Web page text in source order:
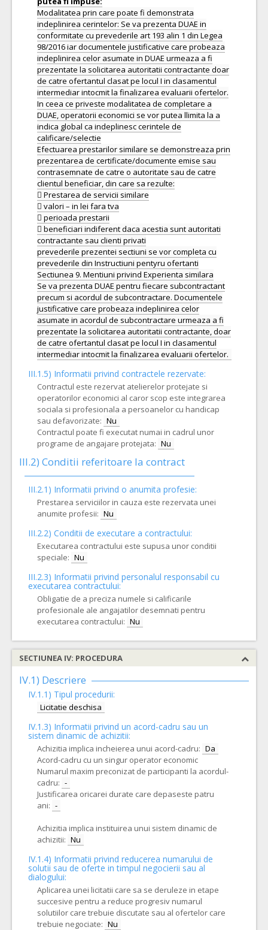
Modalitatea prin care poate fi demonstrata
indeplinirea cerintelor: Se va prezenta DUAE in
conformitate cu prevederile art 193 alin 1 din Legea
98/2016 iar documentele justificative care probeaza
indeplinirea celor asumate in DUAE urmeaza a fi
prezentate la solicitarea autoritatii contractante doar
de catre ofertantul clasat pe locul I in clasamentul
intermediar intocmit la finalizarea evaluarii ofertelor.
In ceea ce priveste modalitatea de completare a
DUAE, operatorii economici se vor putea llimita la a
indica global ca indeplinesc cerintele de
calificare/selectie
Efectuarea prestarilor similare se demonstreaza prin
prezentarea de certificate/documente emise sau
contrasemnate de catre o autoritate sau de catre
clientul beneficiar, din care sa rezulte:
 Prestarea de servicii similare
 valori – in lei fara tva
 perioada prestarii
 beneficiari indiferent daca acestia sunt autoritati
contractante sau clienti privati
prevederile prezentei sectiuni se vor completa cu
prevederile din Instructiuni pentyru ofertanti
Sectiunea 9. Mentiuni privind Experienta similara
Se va prezenta DUAE pentru fiecare subcontractant
precum si acordul de subcontractare. Documentele
justificative care probeaza indeplinirea celor
asumate in acordul de subcontractare urmeaza a fi
prezentate la solicitarea autoritatii contractante, doar
de catre ofertantul clasat pe locul I in clasamentul
III.1.5) Informatii privind contractele rezervate:
Contractul este rezervat atelierelor protejate si
operatorilor economici al caror scop este integrarea
sociala si profesionala a persoanelor cu handicap
sau defavorizate: Nu
Contractul poate fi executat numai in cadrul unor
programe de angajare protejata: Nu
III.2) Conditii referitoare la contract
III.2.1) Informatii privind o anumita profesie:
Prestarea serviciilor in cauza este rezervata unei
anumite profesii: Nu
III.2.2) Conditii de executare a contractului:
Executarea contractului este supusa unor conditii
speciale: Nu
III.2.3) Informatii privind personalul responsabil cu
executarea contractului:
Obligatie de a preciza numele si calificarile
profesionale ale angajatilor desemnati pentru
executarea contractului: Nu
SECTIUNEA IV: PROCEDURA
IV.1) Descriere
IV.1.1) Tipul procedurii:
Licitatie deschisa
IV.1.3) Informatii privind un acord-cadru sau un
sistem dinamic de achizitii:
Achizitia implica incheierea unui acord-cadru: Da
Acord-cadru cu un singur operator economic
Numarul maxim preconizat de participanti la acordul-
cadru: -
Justificarea oricarei durate care depaseste patru
ani: -
Achizitia implica instituirea unui sistem dinamic de
achizitii: Nu
IV.1.4) Informatii privind reducerea numarului de
solutii sau de oferte in timpul negocierii sau al
dialogului:
Aplicarea unei licitatii care sa se deruleze in etape
succesive pentru a reduce progresiv numarul
solutiilor care trebuie discutate sau al ofertelor care
trebuie negociate: Nu